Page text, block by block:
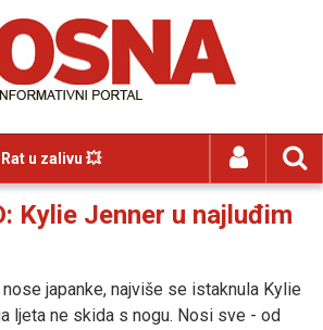
Rat u zalivu 💥
Kylie Jenner u najluđim
japanke, najviše se istaknula Kylie
ljeta ne skida s nogu. Nosi sve - od